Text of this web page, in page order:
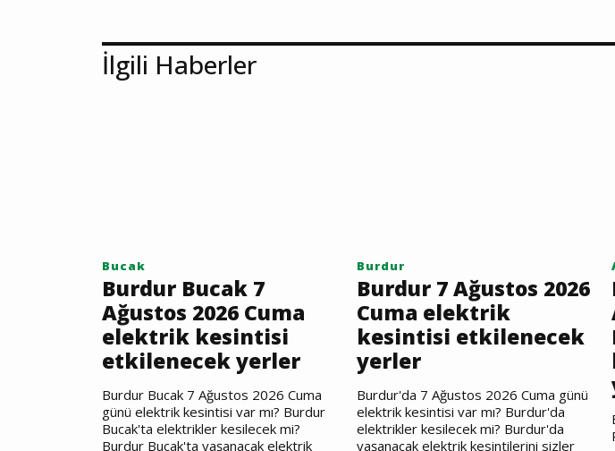
İlgili Haberler
Bucak
Burdur Bucak 7
Ağustos 2026 Cuma
elektrik kesintisi
etkilenecek yerler
Burdur Bucak 7 Ağustos 2026 Cuma
günü elektrik kesintisi var mı? Burdur
Bucak'ta elektrikler kesilecek mi?
Burdur Bucak'ta yaşanacak elektrik
Burdur
Burdur 7 Ağustos 2026
Cuma elektrik
kesintisi etkilenecek
yerler
Burdur'da 7 Ağustos 2026 Cuma günü
elektrik kesintisi var mı? Burdur'da
elektrikler kesilecek mi? Burdur'da
yaşanacak elektrik kesintilerini sizler